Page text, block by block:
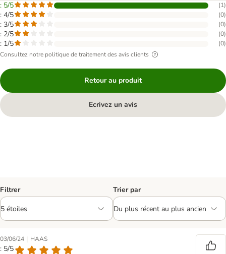
: 5/5 (1)
: 4/5 (0)
: 3/5 (0)
: 2/5 (0)
: 1/5 (0)
Consultez notre politique de traitement des avis clients
Retour au produit
Ecrivez un avis
Filtrer Trier par
03/06/24 | HAAS
: 5/5